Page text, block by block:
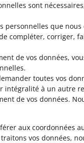
sont
personnelles que
compléter, corriger,
de vos données,
toutes vos
à un autre
de vos données.
aux coordonnées
vos données,